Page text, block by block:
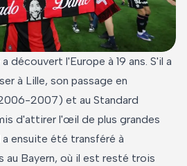
découvert l'Europe à 19 ans. S'il a
à Lille, son passage en
2007) et au Standard
d'attirer l'œil de plus grandes
a ensuite été transféré à
au Bayern, où il est resté trois